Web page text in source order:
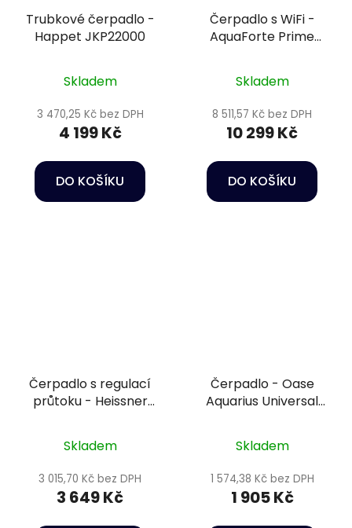
Trubkové čerpadlo -
Happet JKP22000
Skladem
3 470,25 Kč bez DPH
4 199 Kč
DO KOŠÍKU
Čerpadlo s WiFi -
AquaForte Prime
Skladem
8 511,57 Kč bez DPH
10 299 Kč
DO KOŠÍKU
Čerpadlo s regulací
průtoku - Heissner
Skladem
3 015,70 Kč bez DPH
3 649 Kč
Čerpadlo - Oase
Aquarius Universal
Skladem
1 574,38 Kč bez DPH
1 905 Kč